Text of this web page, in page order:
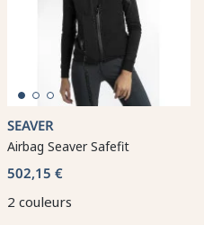
SEAVER
Airbag Seaver Safefit
502,15 €
2 couleurs